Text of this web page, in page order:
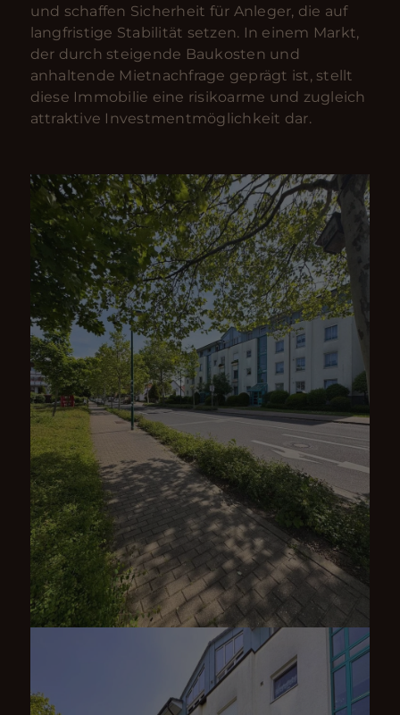
und schaffen Sicherheit für Anleger, die auf
langfristige Stabilität setzen. In einem Markt,
der durch steigende Baukosten und
anhaltende Mietnachfrage geprägt ist, stellt
diese Immobilie eine risikoarme und zugleich
attraktive Investmentmöglichkeit dar.